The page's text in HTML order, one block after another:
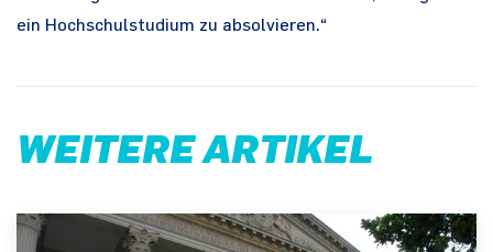
ein Hochschulstudium zu absolvieren.“
WEITERE ARTIKEL